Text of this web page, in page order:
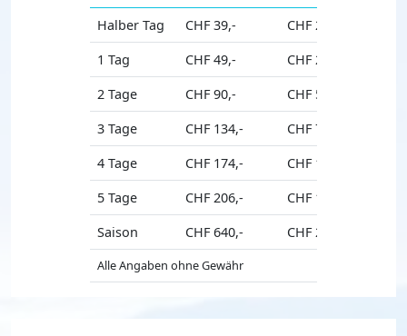
Halber Tag CHF 39,- CHF 23,-
1 Tag
CHF 49,- CHF 29,-
2 Tage
CHF 90,- CHF 53,-
3 Tage
CHF 134,- CHF 79,-
4 Tage
CHF 174,- CHF 103,-
5 Tage
CHF 206,- CHF 122,-
Saison
CHF 640,- CHF 200,-
Alle Angaben ohne Gewähr